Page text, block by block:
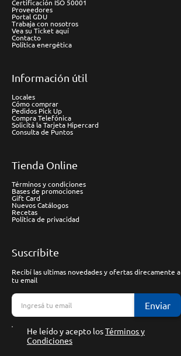
Certificación ISO 50001
Proveedores
Portal GDU
Trabaja con nosotros
Vea su Ticket aquí
Contacto
Política energética
Información útil
Locales
Cómo comprar
Pedidos Pick Up
Compra Telefónica
Solicitá la Tarjeta Hipercard
Consulta de Puntos
Tienda Online
Términos y condiciones
Bases de promociones
Gift Card
Nuevos Catálogos
Recetas
Política de privacidad
Suscríbite
Recibí las ultimas novedades y ofertas direcamente a
tu email
Enviar
He leído y acepto losTérminos y
Condiciones